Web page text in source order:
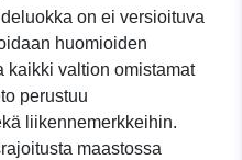
on ei versioituva
huomioiden
kaikki valtion omistamat
perustuu
liikennemerkkeihin.
maastossa